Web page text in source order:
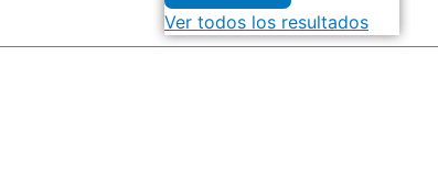
Ver todos los resultados